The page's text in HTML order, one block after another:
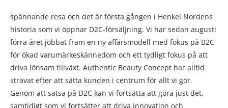
spännande resa och det är första gången i Henkel Nordens
historia som vi öppnar D2C-försäljning. Vi har sedan augusti
förra året jobbat fram en ny affärsmodell med fokus på B2C
för ökad varumärkeskännedom och ett tydligt fokus på att
driva lönsam tillväxt. Authentic Beauty Concept har alltid
strävat efter att sätta kunden i centrum för allt vi gör.
Genom att satsa på D2C kan vi fortsätta att göra just det,
samtidigt som vi fortsätter att driva innovation och